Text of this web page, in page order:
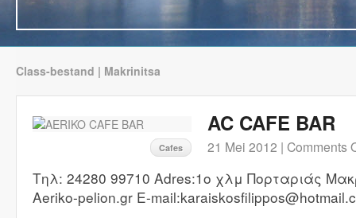
Class-bestand | Makrinitsa
Cafes
AC CAFE BAR
21 Mei 2012 | Comments
Τηλ: 24280 99710 Adres:1ο χλμ Πορταριάς
Aeriko-pelion.gr E-